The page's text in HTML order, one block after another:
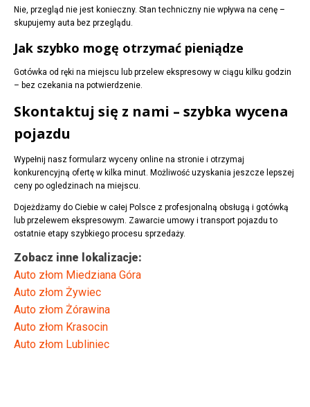
Nie, przegląd nie jest konieczny. Stan techniczny nie wpływa na cenę –
skupujemy auta bez przeglądu.
Jak szybko mogę otrzymać pieniądze
Gotówka od ręki na miejscu lub przelew ekspresowy w ciągu kilku godzin
– bez czekania na potwierdzenie.
Skontaktuj się z nami – szybka wycena
pojazdu
Wypełnij nasz formularz wyceny online na stronie i otrzymaj
konkurencyjną ofertę w kilka minut. Możliwość uzyskania jeszcze lepszej
ceny po ogledzinach na miejscu.
Dojeżdżamy do Ciebie w całej Polsce z profesjonalną obsługą i gotówką
lub przelewem ekspresowym. Zawarcie umowy i transport pojazdu to
ostatnie etapy szybkiego procesu sprzedaży.
Zobacz inne lokalizacje:
Auto złom Miedziana Góra
Auto złom Żywiec
Auto złom Żórawina
Auto złom Krasocin
Auto złom Lubliniec